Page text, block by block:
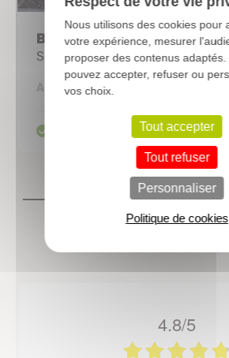
BACCHARIS
Séneçon en arbre
A partir de 3,33 €
4.8/5
Nous utilisons des cookies pour
votre expérience, mesurer
proposer des contenus adaptés.
pouvez accepter, refuser ou
vos choix.
Tout accepter
Tout refuser
Personnaliser
Politique de cookies